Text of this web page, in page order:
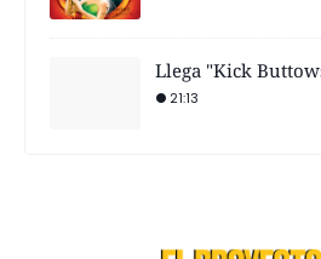
Llega "Kick
21:13